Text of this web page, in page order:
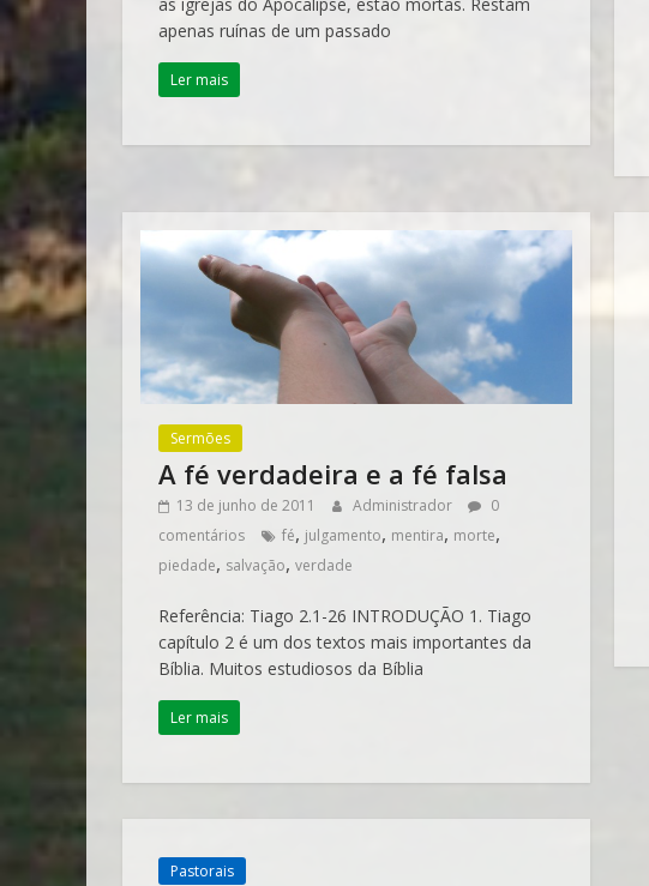
as igrejas do Apocalipse, estão mortas. Restam
apenas ruínas de um passado
Ler mais
Sermões
A fé verdadeira e a fé falsa
13 de junho de 2011 Administrador
0
comentários
fé, julgamento, mentira, morte,
piedade, salvação, verdade
Referência: Tiago 2.1-26 INTRODUÇÃO 1. Tiago
capítulo 2 é um dos textos mais importantes da
Bíblia. Muitos estudiosos da Bíblia
Ler mais
Pastorais